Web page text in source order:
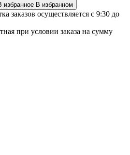
избранное В избранном
заказов осуществляется с 9:30 до
при условии заказа на сумму